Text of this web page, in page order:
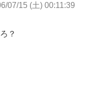
07/15 (土) 00:11:39
？